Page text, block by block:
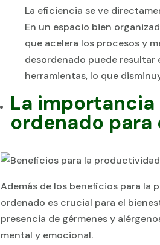
La eficiencia se ve
En un espacio bien
que acelera los procesos y
desordenado puede
herramientas, lo que
La
ordenado para
Además de los beneficios para
ordenado es crucial para el
presencia de gérmenes y
mental y emocional.